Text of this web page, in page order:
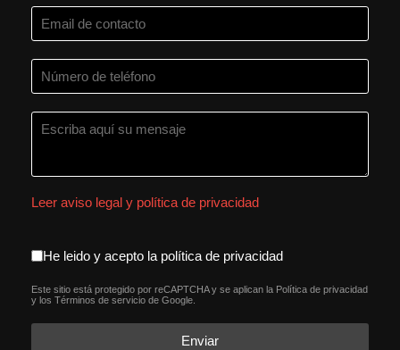
Leer aviso legal y política de privacidad
aceptacion política de
He leido y acepto la política de privacidad
reCAPTCHA*
Este sitio está protegido por reCAPTCHA y se aplican la Política de privacidad
y los Términos de servicio de Google.
Enviar